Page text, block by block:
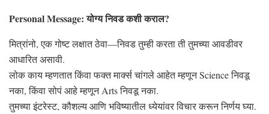
Personal Message: योग्य निवड कशी कराल?
मित्रांनो, एक गोष्ट लक्षात ठेवा—निवड तुम्ही करता ती तुमच्या आवडीवर
आधारित असावी.
लोक काय म्हणतात किंवा फक्त मार्क्स चांगले आहेत म्हणून Science निवडू
नका, किंवा सोपं आहे म्हणून Arts निवडू नका.
तुमच्या इंटरेस्ट, कौशल्य आणि भविष्यातील ध्येयांवर विचार करून निर्णय घ्या.